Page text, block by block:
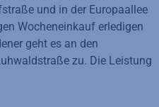
und in der Europaallee
Wocheneinkauf erledigen
geht es an den
zu. Die Leistung